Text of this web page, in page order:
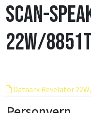
Scan-
22W/
Dataark Revelator